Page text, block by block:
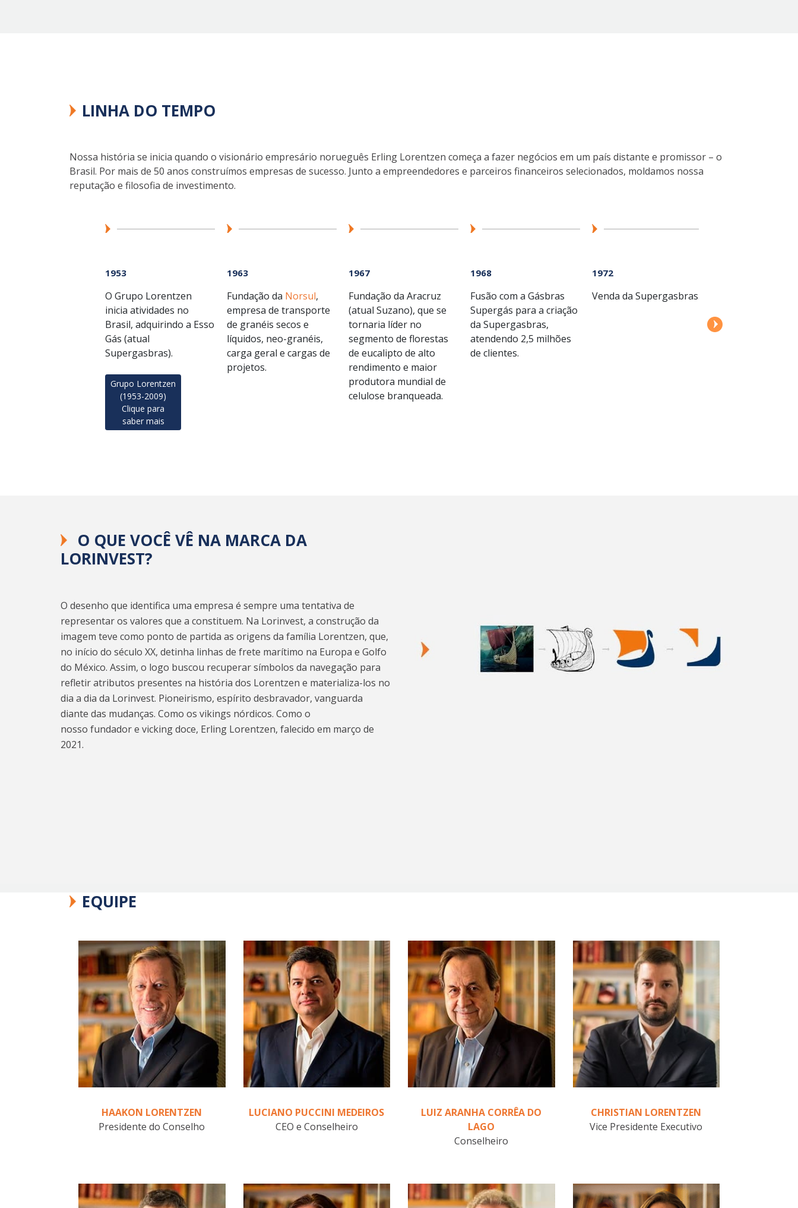
LINHA DO TEMPO
Nossa história se inicia quando o visionário empresário norueguês Erling Lorentzen começa a fazer negócios em um país distante e promissor – o
Brasil. Por mais de 50 anos construímos empresas de sucesso. Junto a empreendedores e parceiros financeiros selecionados, moldamos nossa
reputação e filosofia de investimento.
1953
O Grupo Lorentzen
inicia atividades no
Brasil, adquirindo a Esso
Gás (atual
Supergasbras).
Grupo Lorentzen
(1953-2009)
Clique para
saber mais
1963
Fundação da Norsul,
empresa de transporte
de granéis secos e
líquidos, neo-granéis,
carga geral e cargas de
projetos.
1967
Fundação da Aracruz
(atual Suzano), que se
tornaria líder no
segmento de florestas
de eucalipto de alto
rendimento e maior
produtora mundial de
celulose branqueada.
1968
Fusão com a Gásbras
Supergás para a criação
da Supergasbras,
atendendo 2,5 milhões
de clientes​.
1972
Venda da Supergasbras.
O QUE VOCÊ VÊ NA MARCA DA
LORINVEST?
O desenho que identifica uma empresa é sempre uma tentativa de
representar os valores que a constituem. Na Lorinvest, a construção da
imagem teve como ponto de partida as origens da família Lorentzen, que,
no início do século XX, detinha linhas de frete marítimo na Europa e Golfo
do México. Assim, o logo buscou recuperar símbolos da navegação para
refletir atributos presentes na história dos Lorentzen e materializa-los no
dia a dia da Lorinvest. Pioneirismo, espírito desbravador, vanguarda
diante das mudanças. Como os vikings nórdicos. Como o
nosso fundador e vicking doce, Erling Lorentzen, falecido em março de
2021.
EQUIPE
HAAKON LORENTZEN
Presidente do Conselho
LUCIANO PUCCINI MEDEIROS
CEO e Conselheiro
LUIZ ARANHA CORRÊA DO
LAGO
Conselheiro
CHRISTIAN LORENTZEN
Vice Presidente Executivo